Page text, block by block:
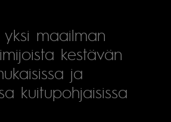
maailman
kestävän
ja
kuitupohjaisissa